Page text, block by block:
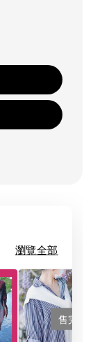
瀏覽全部
售完